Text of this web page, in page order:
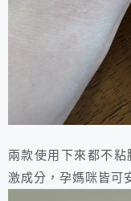
兩款使用下來都不粘
激成分，孕媽咪皆可